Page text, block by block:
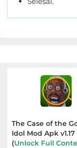
The Case of the
Idol Mod Apk v1.17
(Unlock Full